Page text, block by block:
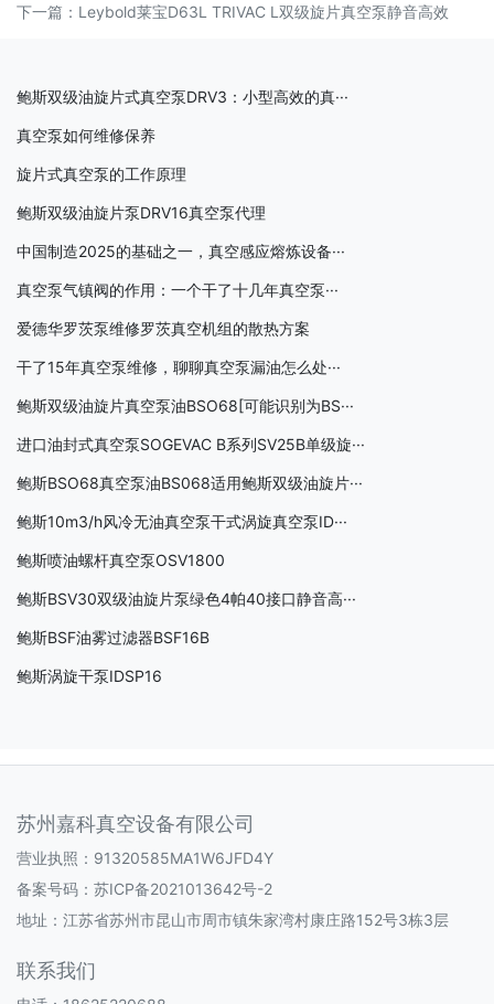
下一篇： Leybold莱宝D63L TRIVAC L双级旋片真空泵静音高效
鲍斯双级油旋片式真空泵DRV3：小型高效的真···
真空泵如何维修保养
旋片式真空泵的工作原理
鲍斯双级油旋片泵DRV16真空泵代理
中国制造2025的基础之一，真空感应熔炼设备···
真空泵气镇阀的作用：一个干了十几年真空泵···
爱德华罗茨泵维修罗茨真空机组的散热方案
干了15年真空泵维修，聊聊真空泵漏油怎么处···
鲍斯双级油旋片真空泵油BSO68[可能识别为BS···
进口油封式真空泵SOGEVAC B系列SV25B单级旋···
鲍斯BSO68真空泵油BS068适用鲍斯双级油旋片···
鲍斯10m3/h风冷无油真空泵干式涡旋真空泵ID···
鲍斯喷油螺杆真空泵OSV1800
鲍斯BSV30双级油旋片泵绿色4帕40接口静音高···
鲍斯BSF油雾过滤器BSF16B
鲍斯涡旋干泵IDSP16
苏州嘉科真空设备有限公司
营业执照：91320585MA1W6JFD4Y
备案号码： 苏ICP备2021013642号-2
地址：江苏省苏州市昆山市周市镇朱家湾村康庄路152号3栋3层
联系我们